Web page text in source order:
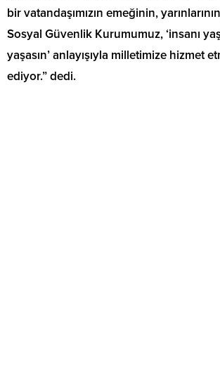
bir vatandaşımızın emeğinin,
Sosyal Güvenlik Kurumumuz, ‘insanı
yaşasın’ anlayışıyla milletimize hizmet
ediyor.” dedi.